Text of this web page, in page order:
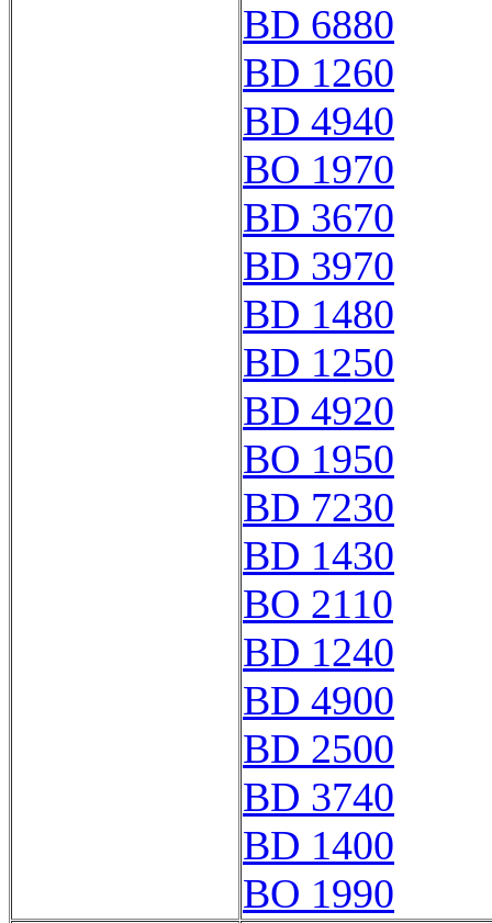
BD 6880
BD 1260
BD 4940
BO 1970
BD 3670
BD 3970
BD 1480
BD 1250
BD 4920
BO 1950
BD 7230
BD 1430
BO 2110
BD 1240
BD 4900
BD 2500
BD 3740
BD 1400
BO 1990